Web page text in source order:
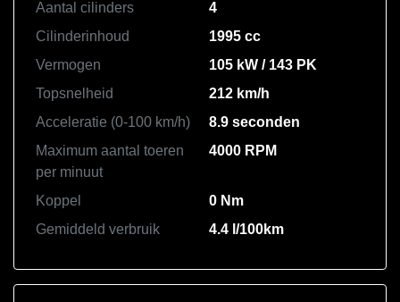
Aantal cilinders
4
Cilinderinhoud
1995 cc
Vermogen
105 kW / 143 PK
Topsnelheid
212 km/h
Acceleratie (0-100 km/h)
8.9 seconden
Maximum aantal toeren
per minuut
4000 RPM
Koppel
0 Nm
Gemiddeld verbruik
4.4 l/100km